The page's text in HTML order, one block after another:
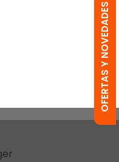
OFERTAS Y NOVEDADES